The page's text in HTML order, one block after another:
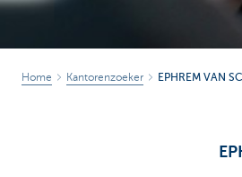
Home Kantorenzoeker EPHREM VAN